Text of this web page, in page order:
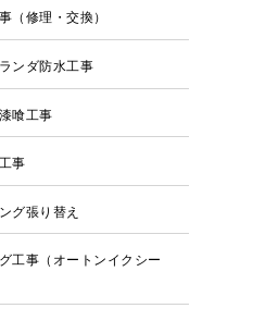
（修理・交換）
ンダ防水工事
喰工事
事
グ張り替え
工事（オートンイクシー